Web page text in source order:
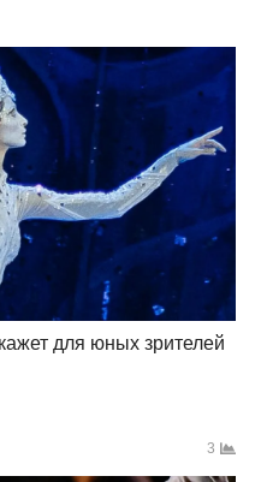
для юных зрителей
3